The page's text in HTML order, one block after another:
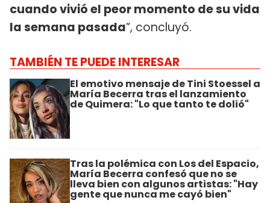
cuando vivió el peor momento de su vida
la semana pasada”, concluyó.
TAMBIÉN TE PUEDE INTERESAR
El emotivo mensaje de Tini Stoessel a
María Becerra tras el lanzamiento
de Quimera: "Lo que tanto te dolió"
Tras la polémica con Los del Espacio,
María Becerra confesó que no se
lleva bien con algunos artistas: "Hay
gente que nunca me cayó bien"